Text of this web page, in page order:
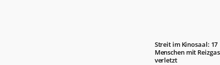
Streit im Kinosaal: 17
Menschen mit Reizgas
verletzt